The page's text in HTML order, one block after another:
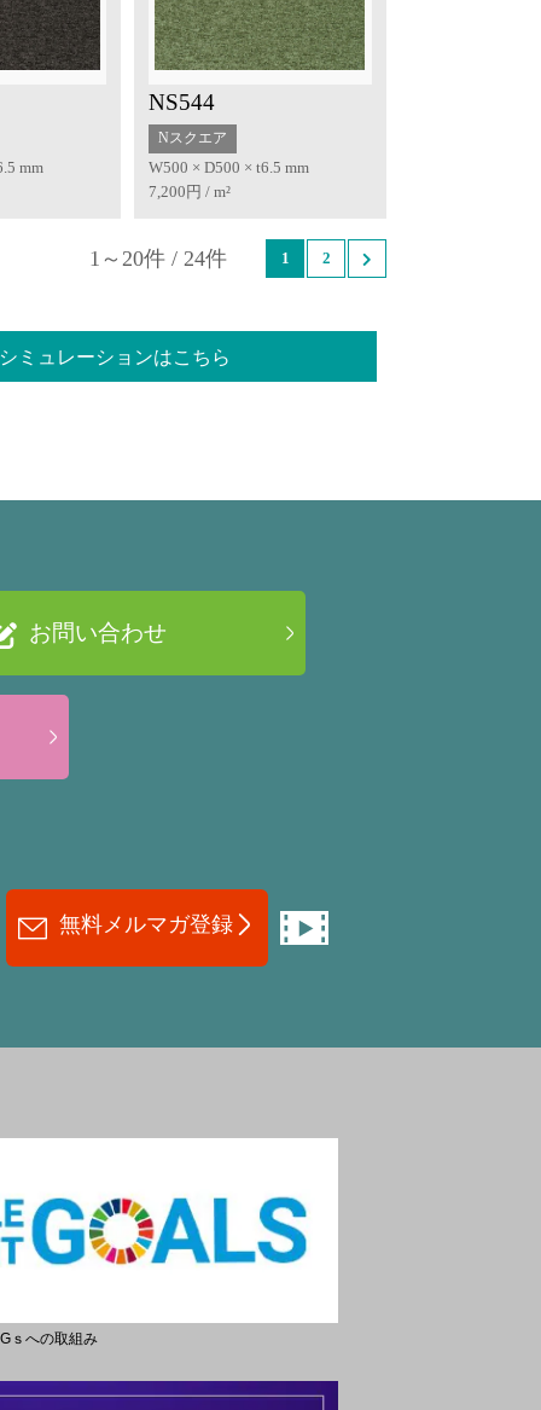
mm
NS544
Nスクエア
W500 × D500 × t6.5 mm
7,200円 / m²
1～20件 / 24件 1 2
ミュレーションはこちら
お問い合わせ
無料メルマガ登録
ｓへの取組み